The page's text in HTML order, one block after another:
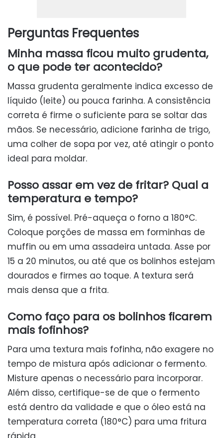
Perguntas Frequentes
Minha massa ficou muito grudenta,
o que pode ter acontecido?
Massa grudenta geralmente indica excesso de
líquido (leite) ou pouca farinha. A consistência
correta é firme o suficiente para se soltar das
mãos. Se necessário, adicione farinha de trigo,
uma colher de sopa por vez, até atingir o ponto
ideal para moldar.
Posso assar em vez de fritar? Qual a
temperatura e tempo?
Sim, é possível. Pré-aqueça o forno a 180°C.
Coloque porções de massa em forminhas de
muffin ou em uma assadeira untada. Asse por
15 a 20 minutos, ou até que os bolinhos estejam
dourados e firmes ao toque. A textura será
mais densa que a frita.
Como faço para os bolinhos ficarem
mais fofinhos?
Para uma textura mais fofinha, não exagere no
tempo de mistura após adicionar o fermento.
Misture apenas o necessário para incorporar.
Além disso, certifique-se de que o fermento
está dentro da validade e que o óleo está na
temperatura correta (180°C) para uma fritura